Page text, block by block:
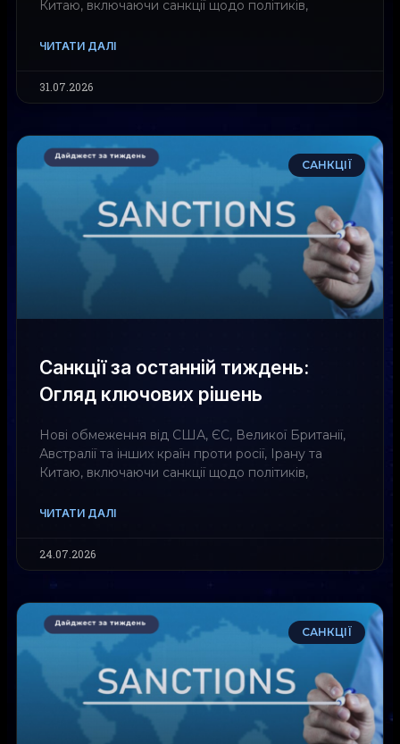
Китаю, включаючи санкції щодо політиків,
ЧИТАТИ ДАЛІ
31.07.2026
САНКЦІЇ
Санкції за останній тиждень:
Огляд ключових рішень
Нові обмеження від США, ЄС, Великої Британії,
Австралії та інших країн проти росії, Ірану та
Китаю, включаючи санкції щодо політиків,
ЧИТАТИ ДАЛІ
24.07.2026
САНКЦІЇ